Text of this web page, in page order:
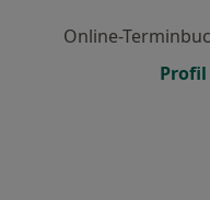
Online-